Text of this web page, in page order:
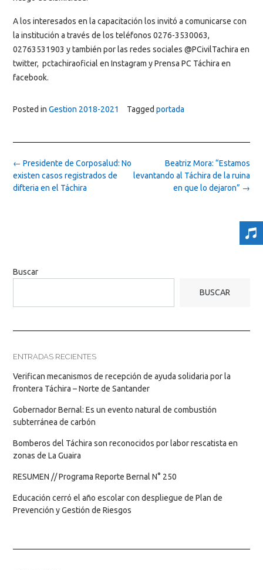
A los interesados en la capacitación los invitó a comunicarse con
la institución a través de los teléfonos 0276-3530063,
02763531903 y también por las redes sociales @PCivilTachira en
twitter, pctachiraoficial en Instagram y Prensa PC Táchira en
facebook.
Posted in Gestion 2018-2021 Tagged portada
Post
navigation
Beatriz Mora: “Estamos
levantando al Táchira de la ruina
en que lo dejaron” →
← Presidente de Corposalud: No
existen casos registrados de
difteria en el Táchira
Buscar
BUSCAR
ENTRADAS RECIENTES
Verifican mecanismos de recepción de ayuda solidaria por la
frontera Táchira – Norte de Santander
Gobernador Bernal: Es un evento natural de combustión
subterránea de carbón
Bomberos del Táchira son reconocidos por labor rescatista en
zonas de La Guaira
RESUMEN // Programa Reporte Bernal N° 250
Educación cerró el año escolar con despliegue de Plan de
Prevención y Gestión de Riesgos